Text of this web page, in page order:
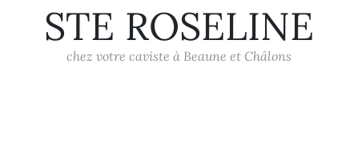
STE ROSELINE
chez votre caviste à Beaune et Châlons